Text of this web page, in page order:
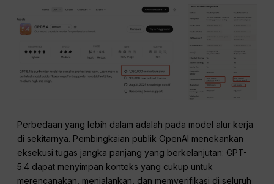
Perbedaan yang lebih dalam adalah pada model alur kerja
di sekitarnya. Pembingkaian publik OpenAI menekankan
eksekusi tugas jangka panjang yang berkelanjutan: GPT-
5.4 dapat menyimpan konteks yang cukup untuk
merencanakan, menjalankan, dan memverifikasi di seluruh